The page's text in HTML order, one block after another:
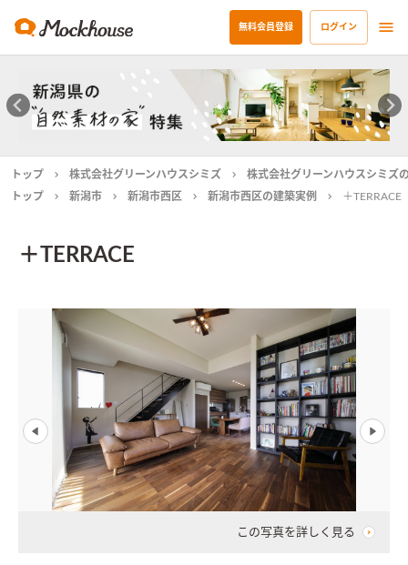
無料会員登録 ログイン
トップ 株式会社グリーンハウスシミズ
株式会社グリーンハウスシミズ
トップ
新潟市 新潟市西区 新潟市西区の建築実例 ＋TERRACE
＋TERRACE
この写真を詳しく見る